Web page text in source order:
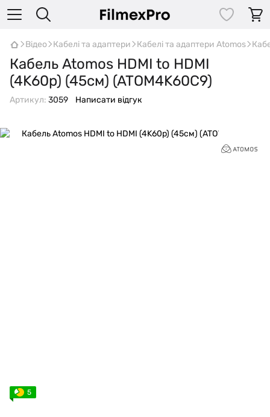
Відео Кабелі та адаптери Кабелі та адаптери Atomos
Кабель Atomos HDMI to HDMI
(4K60p) (45см) (ATOM4K60C9)
Артикул: 3059 Написати відгук
5